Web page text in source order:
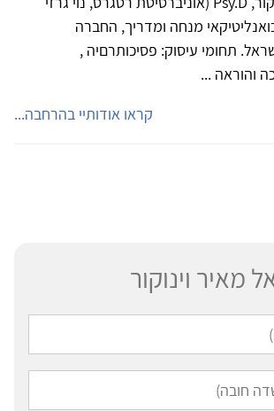
פסיכואנליטיקאי מנחה ומדריך, החברה
תחומי עיסוק: פסיכותרםיה ,
והוראה ...
קראו אודותיי בהרחבה...
מאיר וינוקור